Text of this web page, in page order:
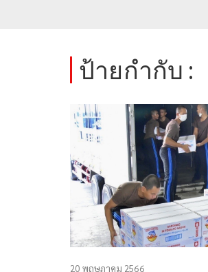
ป้ายกำกับ :
20 พฤษภาคม 2566